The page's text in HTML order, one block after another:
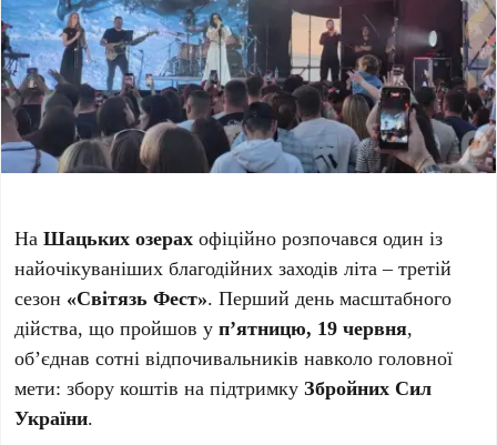
НаШацьких озерах офіційно розпочався один із
найочікуваніших благодійних заходів літа – третій
сезон «Світязь Фест». Перший день масштабного
дійства, що пройшов уп’ятницю, 19 червня,
об’єднав сотні відпочивальників навколо головної
мети: збору коштів на підтримкуЗбройних Сил
України.